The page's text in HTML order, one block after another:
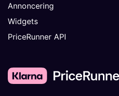
Annoncering
Widgets
PriceRunner API